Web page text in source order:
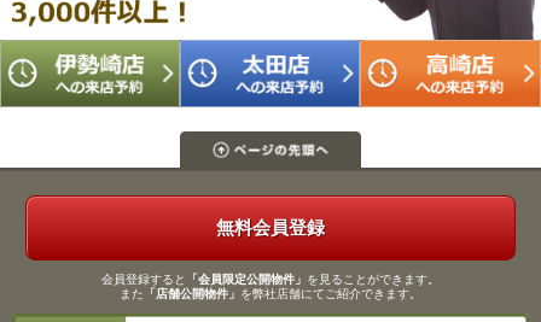
無料会員登録
会員登録すると 「会員限定公開物件」 を見ることができます。
また 「店舗公開物件」 を弊社店舗にてご紹介できます。